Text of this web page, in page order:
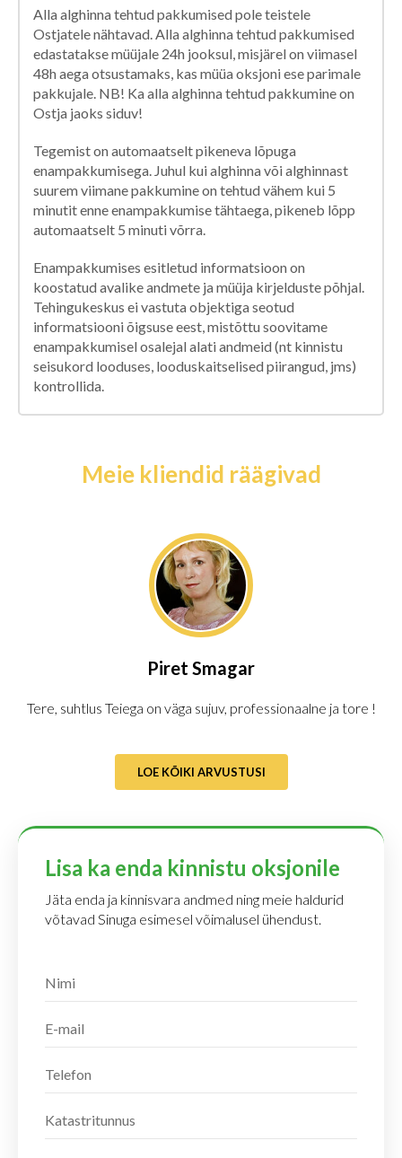
Alla alghinna tehtud pakkumised pole teistele
Ostjatele nähtavad. Alla alghinna tehtud pakkumised
edastatakse müüjale 24h jooksul, misjärel on viimasel
48h aega otsustamaks, kas müüa oksjoni ese parimale
pakkujale. NB! Ka alla alghinna tehtud pakkumine on
Ostja jaoks siduv!
Tegemist on automaatselt pikeneva lõpuga
enampakkumisega. Juhul kui alghinna või alghinnast
suurem viimane pakkumine on tehtud vähem kui 5
minutit enne enampakkumise tähtaega, pikeneb lõpp
automaatselt 5 minuti võrra.
Enampakkumises esitletud informatsioon on
koostatud avalike andmete ja müüja kirjelduste põhjal.
Tehingukeskus ei vastuta objektiga seotud
informatsiooni õigsuse eest, mistõttu soovitame
enampakkumisel osalejal alati andmeid (nt kinnistu
seisukord looduses, looduskaitselised piirangud, jms)
kontrollida.
Meie kliendid räägivad
Piret Smagar
Tere, suhtlus Teiega on väga sujuv, professionaalne ja tore !
LOE KÕIKI ARVUSTUSI
Lisa ka enda kinnistu oksjonile
Jäta enda ja kinnisvara andmed ning meie haldurid
võtavad Sinuga esimesel võimalusel ühendust.